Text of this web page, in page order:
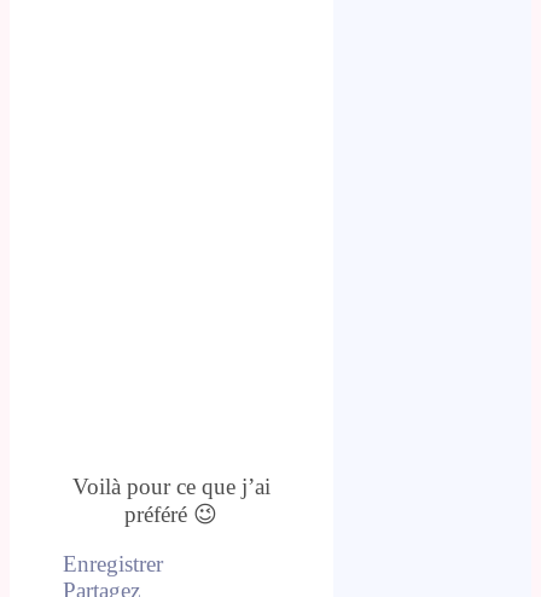
Voilà pour ce que j’ai
préféré 😉
Enregistrer
Partagez